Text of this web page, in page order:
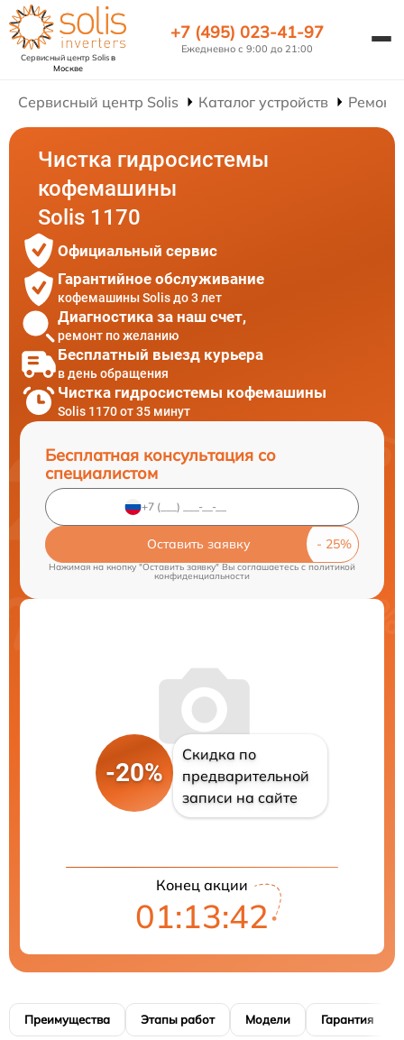
Сервисный центр Solisв
Москве
+7 (495) 023-41-97
Ежедневно с 9:00 до 21:00
Сервисный центр Solis Каталог устройств
Чистка гидросистемы
кофемашины
Solis 1170
Официальный сервис
Гарантийное обслуживание
кофемашины Solis до 3 лет
Диагностика за наш счет,
ремонт по желанию
Бесплатный выезд курьера
в день обращения
Чистка гидросистемы кофемашины
Solis 1170 от 35 минут
Бесплатная консультация со
специалистом
Оставить заявку
Нажимая на кнопку "Оставить заявку" Вы соглашаетесь cполитикой
конфиденциальности
-20%
Скидка по
предварительной
записи на сайте
Конец акции
01:13:41
Преимущества Этапы работ Модели Гарантия